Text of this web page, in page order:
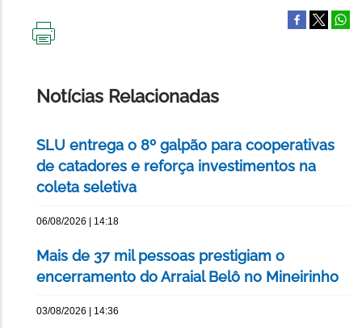
Notícias Relacionadas
SLU entrega o 8º galpão para cooperativas
de catadores e reforça investimentos na
coleta seletiva
06/08/2026 | 14:18
Mais de 37 mil pessoas prestigiam o
encerramento do Arraial Belô no Mineirinho
03/08/2026 | 14:36